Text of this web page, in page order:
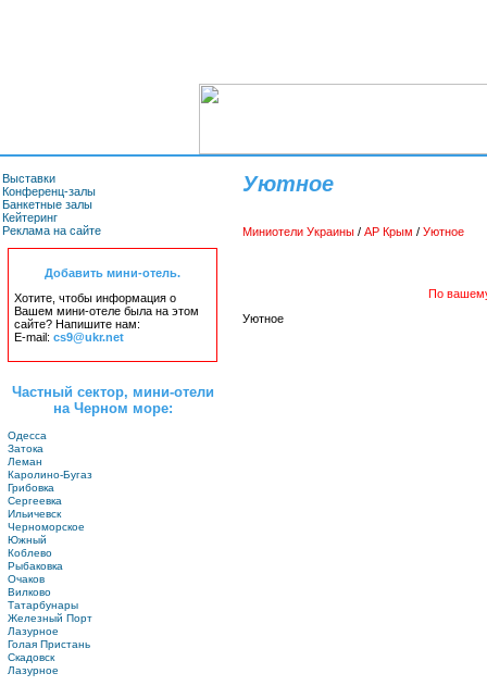
Выставки
Конференц-залы
Банкетные залы
Кейтеринг
Реклама на сайте
Добавить мини-отель.
Хотите, чтобы информация о
Вашем мини-отеле была на этом
сайте? Напишите нам:
E-mail: cs9@ukr.net
Частный сектор, мини-отели
на Черном море:
Одесса
Затока
Леман
Каролино-Бугаз
Грибовка
Сергеевка
Ильичевск
Черноморское
Южный
Коблево
Рыбаковка
Очаков
Вилково
Татарбунары
Железный Порт
Лазурное
Голая Пристань
Скадовск
Лазурное
Уютное
Миниотели Украины / АР Крым / Уютное
По
Уютное